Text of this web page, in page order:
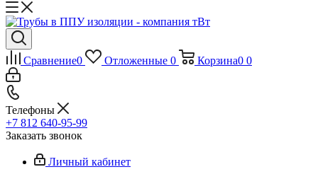
Сравнение0 Отложенные 0 Корзина0 0
Телефоны
+7 812 640-95-99
Заказать звонок
Личный кабинет